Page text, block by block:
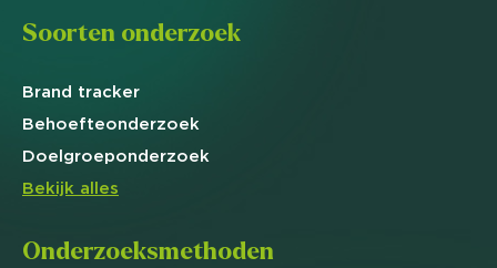
Soorten onderzoek
Brand tracker
Behoefteonderzoek
Doelgroeponderzoek
Bekijk alles
Onderzoeksmethoden